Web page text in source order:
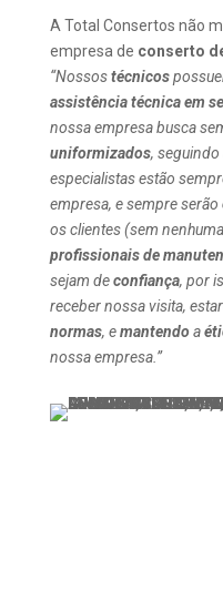
A Total Consertos não
empresa de conserto
“Nossostécnicos
assistência técnica em
nossa empresa busca
uniformizados,
especialistas estão
empresa, e sempre serão
os clientes (sem
profissionais de
sejam deconfiança, por
receber nossa visita,
normas, emantendoa
nossa empresa.”